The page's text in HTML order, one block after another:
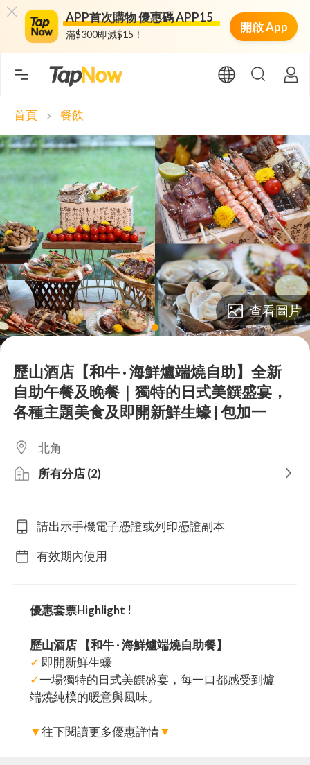
APP首次購物 優惠碼 APP15
滿$300即減$15！
開啟 App
首頁 chevron_right 餐飲
lens
查看圖片
歷山酒店【和牛 · 海鮮爐端燒自助】全新
自助午餐及晚餐｜獨特的日式美饌盛宴，
各種主題美食及即開新鮮生蠔 | 包加一
北角
所有分店 (2)
請出示手機電子憑證或列印憑證副本
有效期內使用
優惠套票Highlight !
歷山酒店 【和牛 · 海鮮爐端燒自助餐】
✓ 即開新鮮生蠔
✓一場獨特的日式美饌盛宴，每一口都感受到爐
端燒純樸的暖意與風味。
▼往下閱讀更多優惠詳情▼